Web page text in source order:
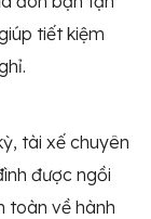
tiết kiệm
tài xế chuyên
được ngồi
toàn về hành